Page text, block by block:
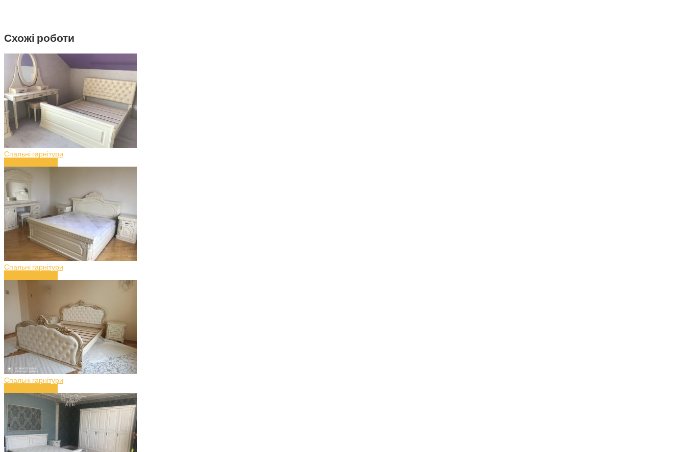
Схожі роботи
Спальні гарнітури
Спальні гарнітури
Спальні гарнітури